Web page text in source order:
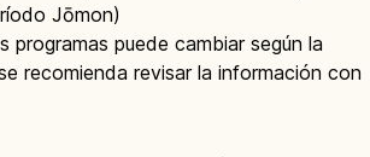
Jōmon)
programas puede cambiar según la
recomienda revisar la información con